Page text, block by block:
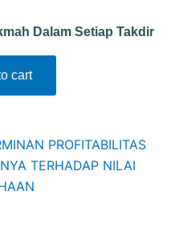
Dalam Setiap Takdir
cart